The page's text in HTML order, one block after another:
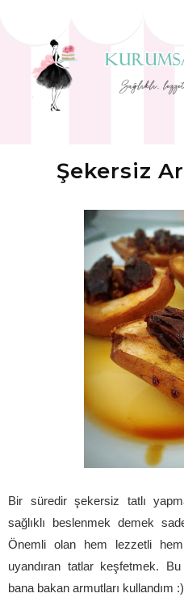
Şekersiz
Bir süredir şekersiz tatlı
sağlıklı beslenmek demek
Önemli olan hem lezzetli
uyandıran tatlar keşfetmek.
bana bakan armutları kullandım :)